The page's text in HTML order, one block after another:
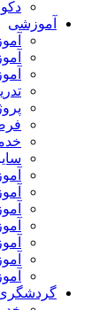
آموزشی